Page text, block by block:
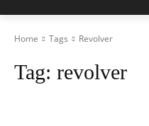
Home Tags Revolver
Tag: revolver